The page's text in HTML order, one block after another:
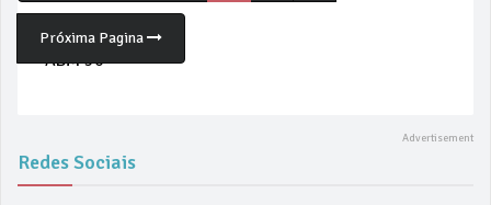
13/09/2021
ABM 50
Próxima Pagina
Redes Sociais